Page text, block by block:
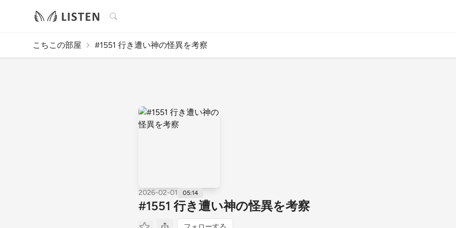
検索
こちこの部屋 #1551 行き遭い神の怪異を考察
2026-02-01 05:14
#1551 行き遭い神の怪異を考察